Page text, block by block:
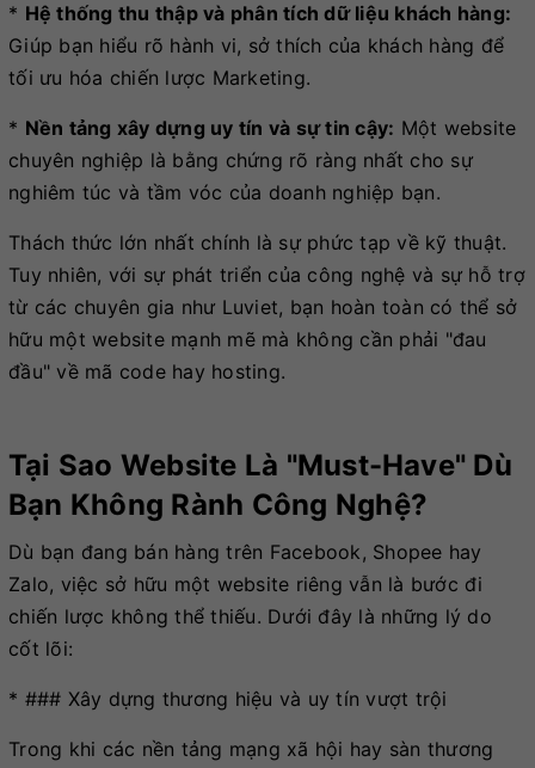
* Hệ thống thu thập và phân tích dữ liệu khách hàng:
Giúp bạn hiểu rõ hành vi, sở thích của khách hàng để
tối ưu hóa chiến lược Marketing.
* Nền tảng xây dựng uy tín và sự tin cậy: Một website
chuyên nghiệp là bằng chứng rõ ràng nhất cho sự
nghiêm túc và tầm vóc của doanh nghiệp bạn.
Thách thức lớn nhất chính là sự phức tạp về kỹ thuật.
Tuy nhiên, với sự phát triển của công nghệ và sự hỗ trợ
từ các chuyên gia như Luviet, bạn hoàn toàn có thể sở
hữu một website mạnh mẽ mà không cần phải "đau
đầu" về mã code hay hosting.
Tại Sao Website Là "must-Have" Dù
Bạn Không Rành Công Nghệ?
Dù bạn đang bán hàng trên Facebook, Shopee hay
Zalo, việc sở hữu một website riêng vẫn là bước đi
chiến lược không thể thiếu. Dưới đây là những lý do
cốt lõi:
* ### Xây dựng thương hiệu và uy tín vượt trội
Trong khi các nền tảng mạng xã hội hay sàn thương